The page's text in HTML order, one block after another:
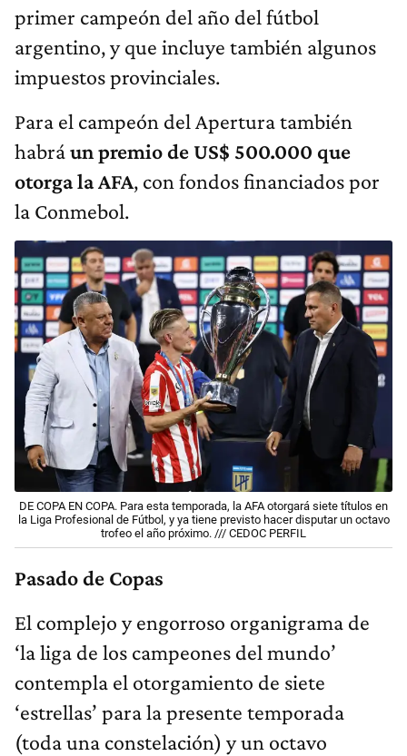
primer campeón del año del fútbol
argentino, y que incluye también algunos
impuestos provinciales.
Para el campeón del Apertura también
habráun premio de US$ 500.000 que
otorga la AFA, con fondos financiados por
la Conmebol.
DE COPA EN COPA. Para esta temporada, la AFA otorgará siete títulos en
la Liga Profesional de Fútbol, y ya tiene previsto hacer disputar un octavo
trofeo el año próximo. /// CEDOC PERFIL
Pasado de Copas
El complejo y engorroso organigrama de
‘la liga de los campeones del mundo’
contempla el otorgamiento de siete
‘estrellas’ para la presente temporada
(toda una constelación) y un octavo